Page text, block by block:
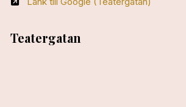
Teatergatan